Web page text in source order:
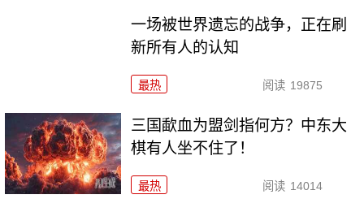
一场被世界遗忘的战争，正在刷
新所有人的认知
最热 阅读 19875
三国歃血为盟剑指何方？中东大
棋有人坐不住了！
最热 阅读 14014